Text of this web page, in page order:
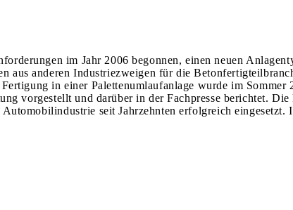
im Jahr 2006 begonnen, einen neuen
aus anderen Industriezweigen für die
in einer Palettenumlaufanlage wurde im Sommer
vorgestellt und darüber in der Fachpresse berichtet.
seit Jahrzehnten erfolgreich eingesetzt.